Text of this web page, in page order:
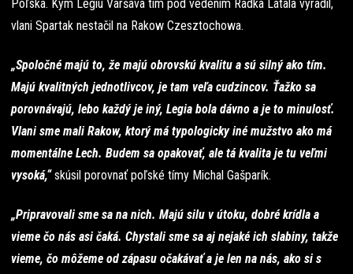
Poľska. Kým Legiu Varšava tím pod vedením Radka Látala vyradil,
vlani Spartak nestačil na Rakow Czesztochowa.
„Spoločné majú to, že majú obrovskú kvalitu a sú silný ako tím.
Majú kvalitných jednotlivcov, je tam veľa cudzincov. Ťažko sa
porovnávajú, lebo každý je iný, Legia bola dávno a je to minulosť.
Vlani sme mali Rakow, ktorý má typologicky iné mužstvo ako má
momentálne Lech. Budem sa opakovať, ale tá kvalita je tu veľmi
vysoká,“skúsil porovnať poľské tímy Michal Gašparík.
„Pripravovali sme sa na nich. Majú silu v útoku, dobré krídla a
vieme čo nás asi čaká. Chystali sme sa aj nejaké ich slabiny, takže
vieme, čo môžeme od zápasu očakávať a je len na nás, ako si s